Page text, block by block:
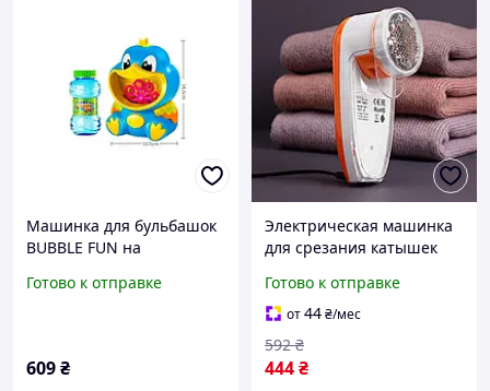
Машинка для бульбашок
BUBBLE FUN на
(16x15x20,7см) Bubble Fun
Готово к отправке
609₴
Электрическая машинка
для срезания катышек
машинки для стрижки
катышков на одежде
Готово к отправке
от44₴/мес
444₴
592 ₴